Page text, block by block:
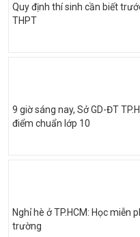
Quy định thí sinh cần biết
THPT
9 giờ sáng nay, Sở GD-ĐT
điểm chuẩn lớp 10
Nghỉ hè ở TP.HCM: Học miễn
trường